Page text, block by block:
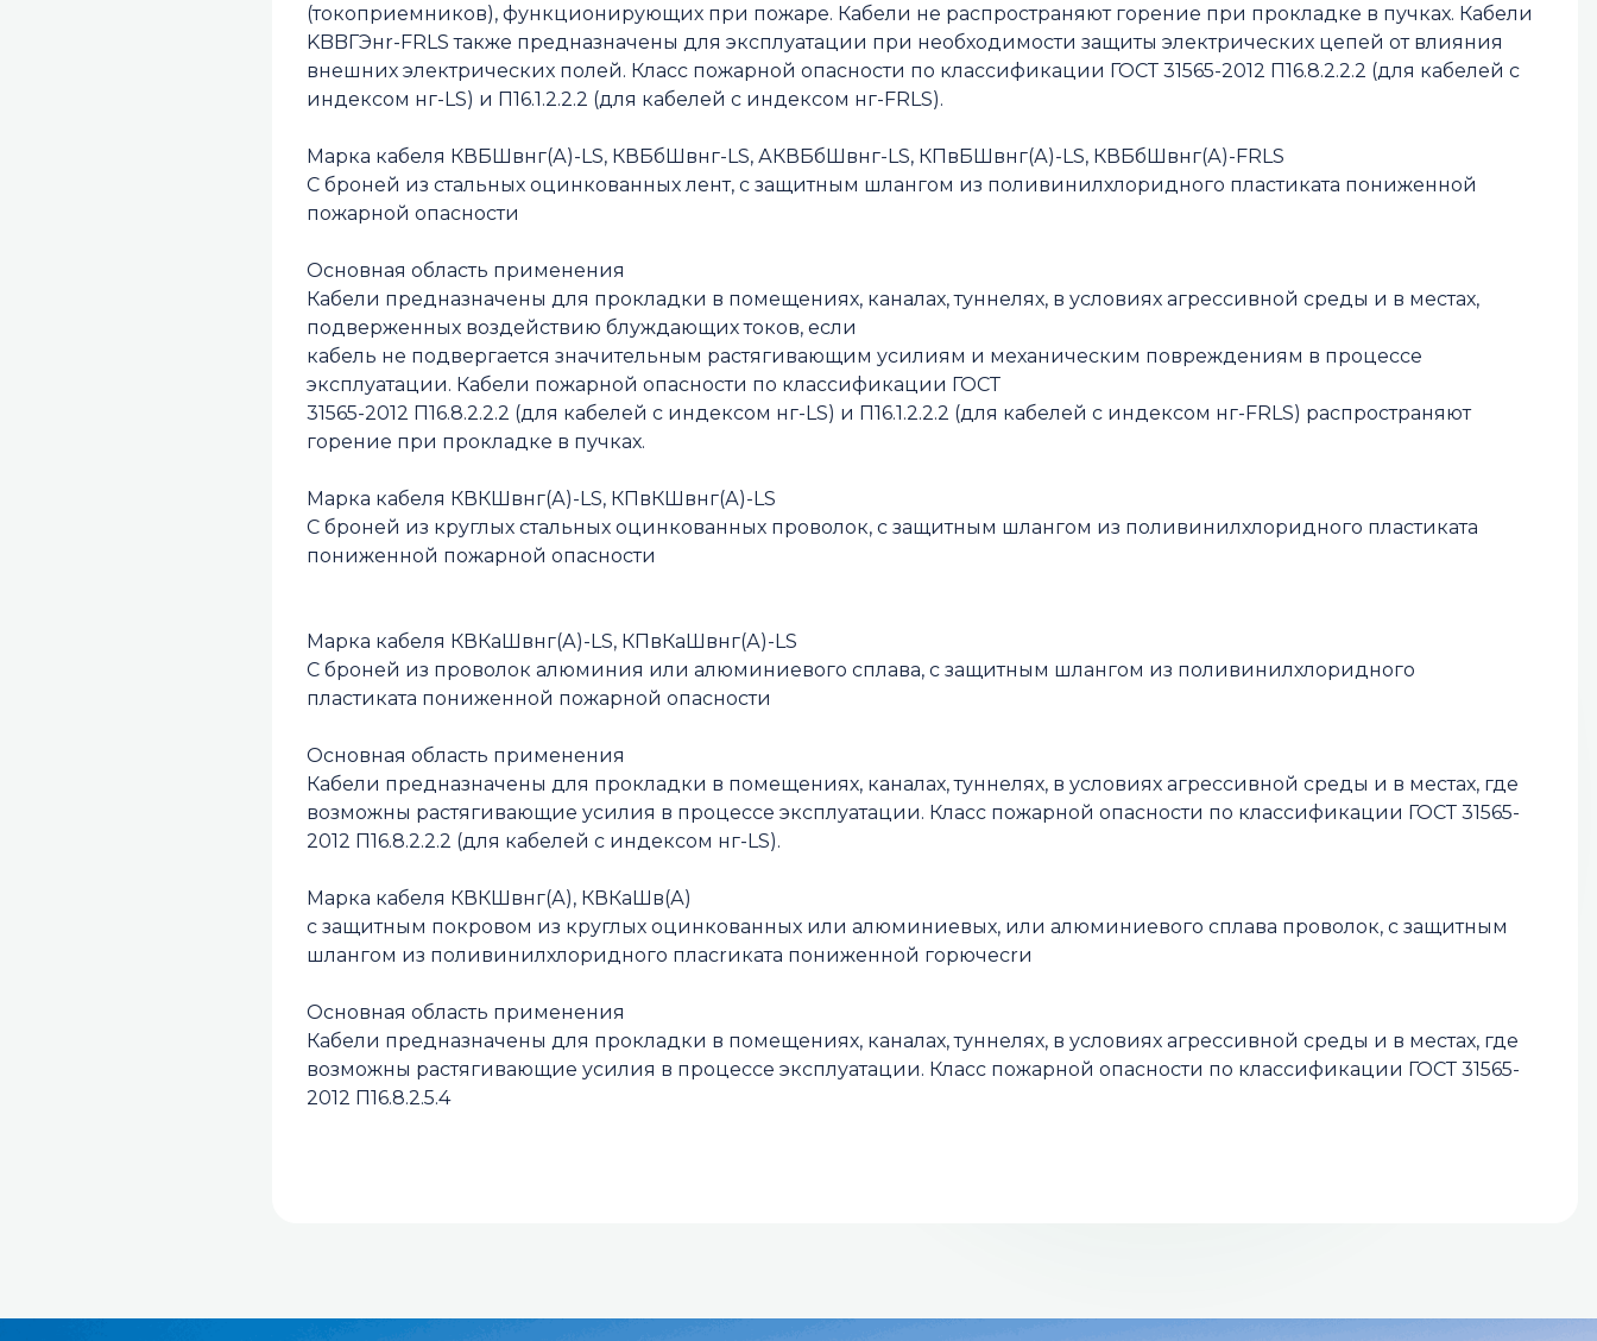
(токоприемников), функционирующих при пожаре. Кабели не распространяют горение при прокладке в пучках. Кабели
KBBГЭнr-FRLS также предназначены для эксплуатации при необходимости защиты электрических цепей от влияния
внешних электрических полей. Класс пожарной опасности по классификации ГОСТ 31565-2012 П16.8.2.2.2 (для кабелей с
индексом нг-LS) и П16.1.2.2.2 (для кабелей с индексом нг-FRLS).
Марка кабеля КВБШвнг(А)-LS, КВБбШвнг-LS, АКВБбШвнг-LS, КПвБШвнг(А)-LS, КВБбШвнг(А)-FRLS
С броней из стальных оцинкованных лент, с защитным шлангом из поливинилхлоридного пластиката пониженной
пожарной опасности
Основная область применения
Кабели предназначены для прокладки в помещениях, каналах, туннелях, в условиях агрессивной среды и в местах,
подверженных воздействию блуждающих токов, если
кабель не подвергается значительным растягивающим усилиям и механическим повреждениям в процессе
эксплуатации. Кабели пожарной опасности по классификации ГОСТ
31565-2012 П16.8.2.2.2 (для кабелей с индексом нг-LS) и П16.1.2.2.2 (для кабелей с индексом нг-FRLS) распространяют
горение при прокладке в пучках.
Марка кабеля КВКШвнг(А)-LS, КПвКШвнг(А)-LS
С броней из круглых стальных оцинкованных проволок, с защитным шлангом из поливинилхлоридного пластиката
пониженной пожарной опасности
Марка кабеля КВКаШвнг(А)-LS, КПвКаШвнг(А)-LS
С броней из проволок алюминия или алюминиевого сплава, с защитным шлангом из поливинилхлоридного
пластиката пониженной пожарной опасности
Основная область применения
Кабели предназначены для прокладки в помещениях, каналах, туннелях, в условиях агрессивной среды и в местах, где
возможны растягивающие усилия в процессе эксплуатации. Класс пожарной опасности по классификации ГОСТ 31565-
2012 П16.8.2.2.2 (для кабелей с индексом нг-LS).
Марка кабеля КВКШвнг(А), КВКаШв(А)
с защитным покровом из круглых оцинкованных или алюминиевых, или алюминиевого сплава проволок, с защитным
шлангом из поливинилхлоридного пласrиката пониженной горючесrи
Основная область применения
Кабели предназначены для прокладки в помещениях, каналах, туннелях, в условиях агрессивной среды и в местах, где
возможны растягивающие усилия в процессе эксплуатации. Класс пожарной опасности по классификации ГОСТ 31565-
2012 П16.8.2.5.4